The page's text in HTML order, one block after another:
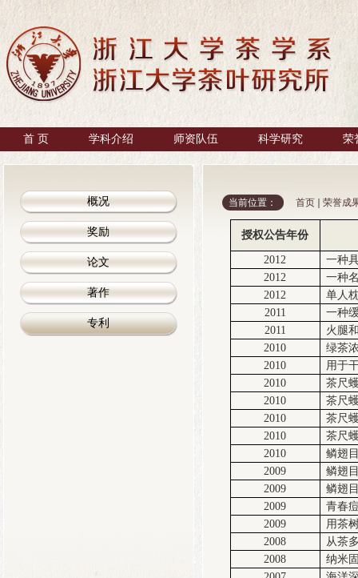
首 页 学科介绍 师资队伍 科学研究 荣
概况
奖励
论文
著作
专利
当前位置： 首页 荣誉成
授权公告年份
2012
一种
2012
一种
2012
单人
2011
一种
2011
火腿
2010
绿茶
2010
用于
2010
茶尺
2010
茶尺
2010
茶尺
2010
茶尺
2010
鳞翅
2009
鳞翅
2009
鳞翅
2009
青春
2009
用茶
2008
从茶
2008
纳米